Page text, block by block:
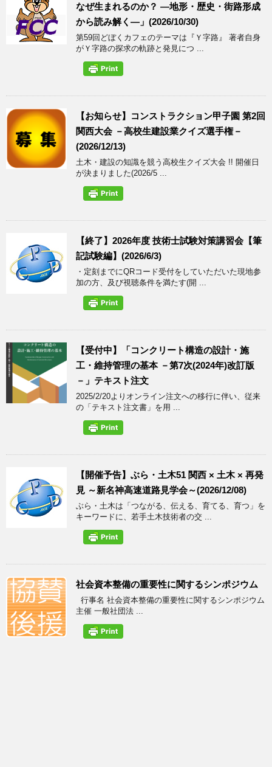
なぜ生まれるのか？ ―地形・歴史・街路形成
から読み解く―」(2026/10/30)
第59回どぼくカフェのテーマは『Ｙ字路』 著者自身
がＹ字路の探求の軌跡と発見につ ...
【お知らせ】コンストラクション甲子園 第2回
関西大会 －高校生建設業クイズ選手権－
(2026/12/13)
土木・建設の知識を競う高校生クイズ大会 !! 開催日
が決まりました(2026/5 ...
【終了】2026年度 技術士試験対策講習会【筆
記試験編】(2026/6/3)
・定刻までにQRコード受付をしていただいた現地参
加の方、及び視聴条件を満たす(開 ...
【受付中】「コンクリート構造の設計・施
工・維持管理の基本 －第7次(2024年)改訂版
－」テキスト注文
2025/2/20よりオンライン注文への移行に伴い、従来
の「テキスト注文書」を用 ...
【開催予告】ぶら・土木51 関西 × 土木 × 再発
見 ～新名神高速道路見学会～(2026/12/08)
ぶら・土木は「つながる、伝える、育てる、育つ」を
キーワードに、若手土木技術者の交 ...
社会資本整備の重要性に関するシンポジウム
行事名 社会資本整備の重要性に関するシンポジウム
主催 一般社団法 ...